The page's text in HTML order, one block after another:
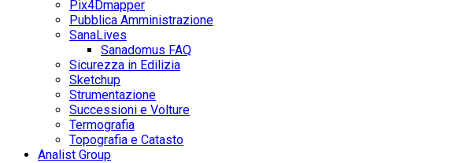
Pix4Dmapper
Pubblica Amministrazione
SanaLives
Sanadomus FAQ
Sicurezza in Edilizia
Sketchup
Strumentazione
Successioni e Volture
Termografia
Topografia e Catasto
Analist Group